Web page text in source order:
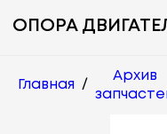
ОПОРА
Главная /
Архив